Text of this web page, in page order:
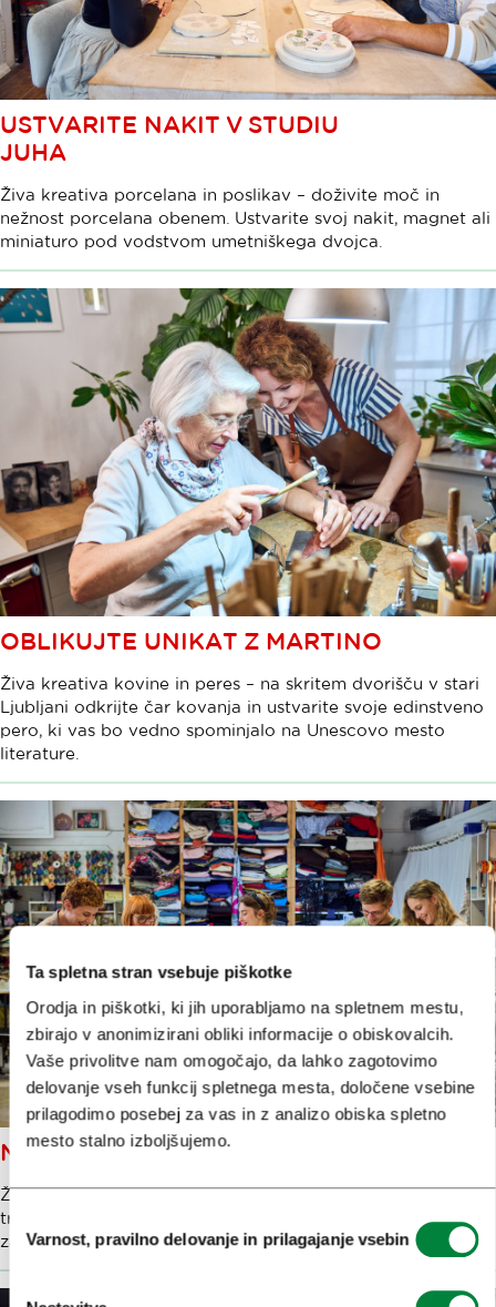
Ta spletna stran vsebuje piškotke
Orodja in piškotki, ki jih uporabljamo na spletnem mestu,
zbirajo v anonimizirani obliki informacije o obiskovalcih.
Vaše privolitve nam omogočajo, da lahko zagotovimo
delovanje vseh funkcij spletnega mesta, določene vsebine
prilagodimo posebej za vas in z analizo obiska spletno
mesto stalno izboljšujemo.
Izbira
soglasja
Varnost, pravilno delovanje in prilagajanje vsebin
USTVARITE NAKIT V STUDIU
JUHA
Živa kreativa porcelana in poslikav – doživite moč in
nežnost porcelana obenem. Ustvarite svoj nakit, magnet ali
miniaturo pod vodstvom umetniškega dvojca.
OBLIKUJTE UNIKAT Z MARTINO
Živa kreativa kovine in peres – na skritem dvorišču v stari
Ljubljani odkrijte čar kovanja in ustvarite svoje edinstveno
pero, ki vas bo vedno spominjalo na Unescovo mesto
literature.
NAREDITE SI MAJICO V ANSELMI
Živa kreativa blaga in vzorcev – stopite v barviti svet
trajnostne mode in si sami ustvarite unikatno majico iz
zavrženega tekstila.